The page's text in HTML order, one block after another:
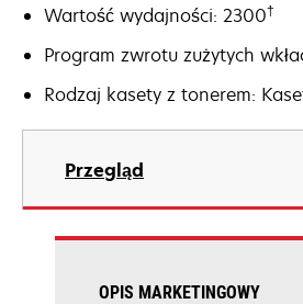
Wartość wydajności: 2300†
Program zwrotu zużytych
Rodzaj kasety z tonerem:
Przegląd
OPIS MARKETINGOWY